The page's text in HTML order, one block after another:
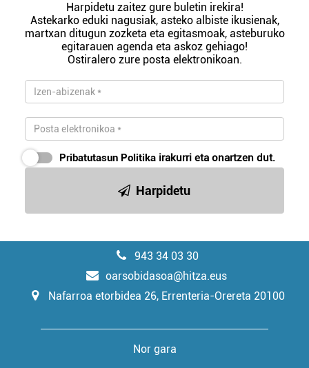
Harpidetu zaitez gure buletin irekira!
Astekarko eduki nagusiak, asteko albiste ikusienak,
martxan ditugun zozketa eta egitasmoak, asteburuko
egitarauen agenda eta askoz gehiago!
Ostiralero zure posta elektronikoan.
Pribatutasun Politika irakurri eta onartzen dut.
Harpidetu
943 34 03 30
oarsobidasoa@hitza.eus
Nafarroa etorbidea 26, Errenteria-Orereta 20100
Nor gara